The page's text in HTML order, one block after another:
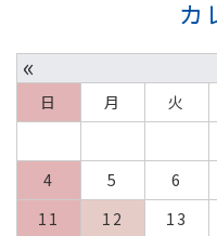
カ
«
日 月 火
4
5 6
11
12 13